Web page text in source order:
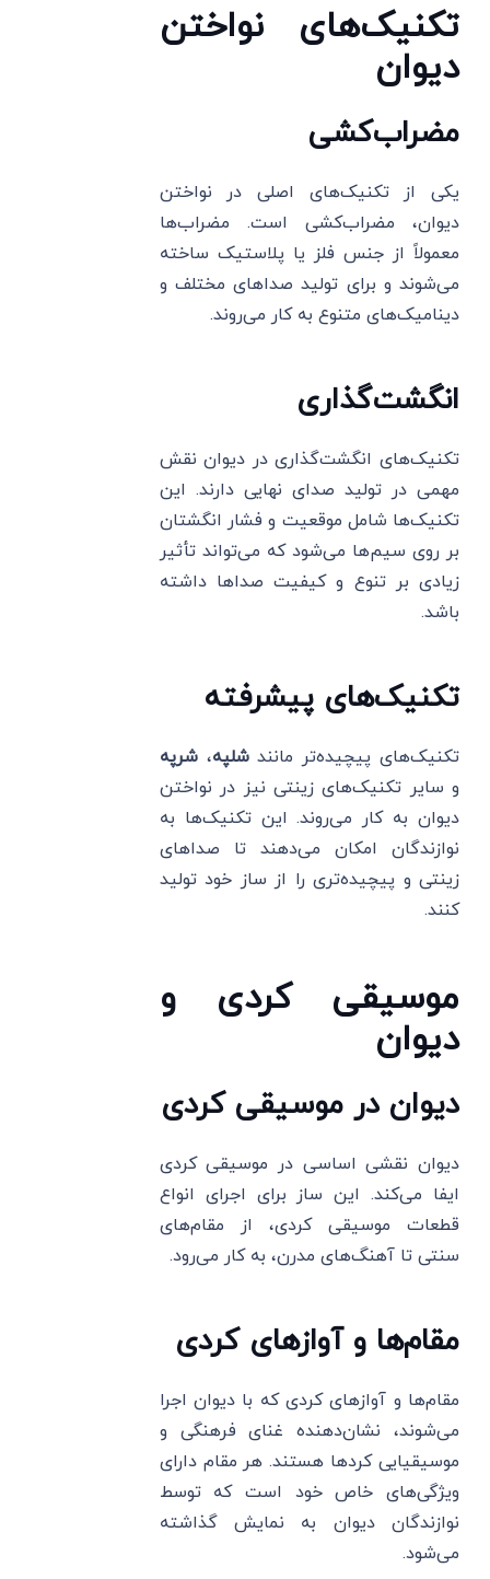
تکنیک‌های نواختن
دیوان
مضراب‌کشی
یکی از تکنیک‌های اصلی در نواختن
دیوان، مضراب‌کشی است. مضراب‌ها
معمولاً از جنس فلز یا پلاستیک ساخته
می‌شوند و برای تولید صداهای مختلف و
دینامیک‌های متنوع به کار می‌روند.
انگشت‌گذاری
تکنیک‌های انگشت‌گذاری در دیوان نقش
مهمی در تولید صدای نهایی دارند. این
تکنیک‌ها شامل موقعیت و فشار انگشتان
بر روی سیم‌ها می‌شود که می‌تواند تأثیر
زیادی بر تنوع و کیفیت صداها داشته
باشد.
تکنیک‌های پیشرفته
تکنیک‌های پیچیده‌تر مانندشلپه،شرپه
و سایر تکنیک‌های زینتی نیز در نواختن
دیوان به کار می‌روند. این تکنیک‌ها به
نوازندگان امکان می‌دهند تا صداهای
زینتی و پیچیده‌تری را از ساز خود تولید
کنند.
موسیقی کردی و
دیوان
دیوان در موسیقی کردی
دیوان نقشی اساسی در موسیقی کردی
ایفا می‌کند. این ساز برای اجرای انواع
قطعات موسیقی کردی، از مقام‌های
سنتی تا آهنگ‌های مدرن، به کار می‌رود.
مقام‌ها و آوازهای کردی
مقام‌ها و آوازهای کردی که با دیوان اجرا
می‌شوند، نشان‌دهنده غنای فرهنگی و
موسیقیایی کردها هستند. هر مقام دارای
ویژگی‌های خاص خود است که توسط
نوازندگان دیوان به نمایش گذاشته
می‌شود.